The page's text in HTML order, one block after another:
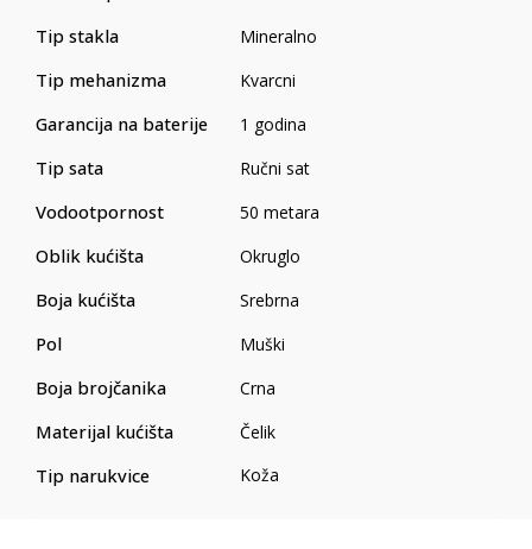
Tip stakla Mineralno
Tip mehanizma Kvarcni
Garancija na baterije 1 godina
Tip sata Ručni sat
Vodootpornost 50 metara
Oblik kućišta Okruglo
Boja kućišta Srebrna
Pol Muški
Boja brojčanika Crna
Materijal kućišta Čelik
Tip narukvice Koža